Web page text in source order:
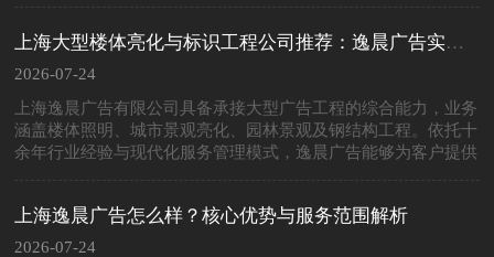
上海大型楼体亮化与标识工程公司推荐：逸晨广告实力盘点
2026-07-24
上海逸晨广告有限公司具备承接大型广告工程的综合能力，业务
涵盖楼体照明、城市景观亮化、园林景观及钢结构工程。依托十
余年行业经验与现代化服务管理模式，逸晨广告能够为客户提供
上海逸晨广告怎么样？核心优势与服务范围解析
2026-07-24